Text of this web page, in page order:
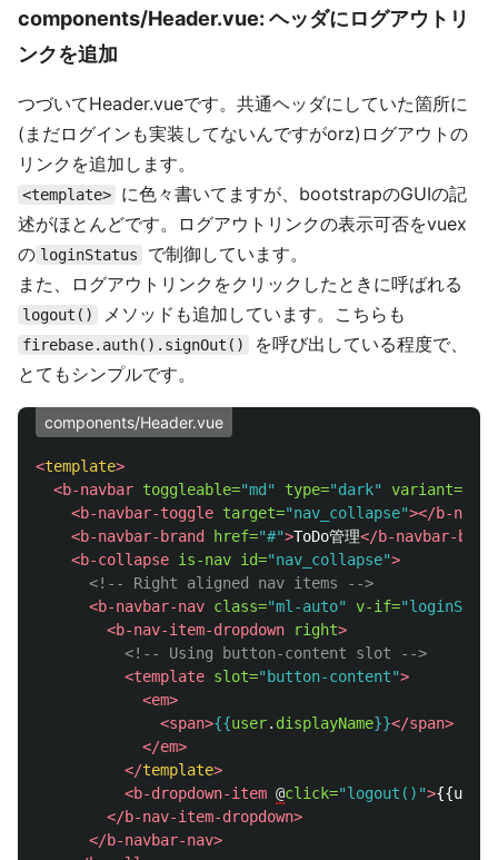
components/Header.vue: ヘッダにログアウトリ
ンクを追加
つづいてHeader.vueです。共通ヘッダにしていた箇所に
(まだログインも実装してないんですがorz)ログアウトの
リンクを追加します。
<template>
に色々書いてますが、bootstrapのGUIの記
述がほとんどです。ログアウトリンクの表示可否をvuex
の loginStatus
で制御しています。
また、ログアウトリンクをクリックしたときに呼ばれる
logout() メソッドも追加しています。こちらも
firebase.auth().signOut()
を呼び出している程度で、
とてもシンプルです。
components/Header.vue
<template>
<b-navbar toggleable="md" type="dark" variant=
<b-navbar-toggle target="nav_collapse"></b-
<b-navbar-brand
href="#">ToDo管理</b-navbar-
<b-collapse is-nav id="nav_collapse">
<!-- Right aligned nav items -->
<b-navbar-nav class="ml-auto" v-if=
<b-nav-item-dropdown
right>
<!-- Using button-content slot -->
<template slot="button-content">
<em>
<span>{{user. displayName}}</span>
</em>
</template>
<b-dropdown-item @click="logout()">
</b-nav-item-dropdown>
</b-navbar-nav>